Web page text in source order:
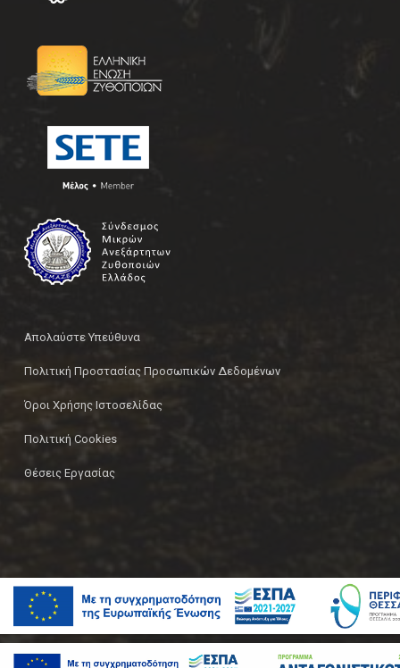
Απολαύστε Υπεύθυνα
Πολιτική Προστασίας Προσωπικών Δεδομένων
Όροι Χρήσης Ιστοσελίδας
Πολιτική Cookies
Θέσεις Εργασίας